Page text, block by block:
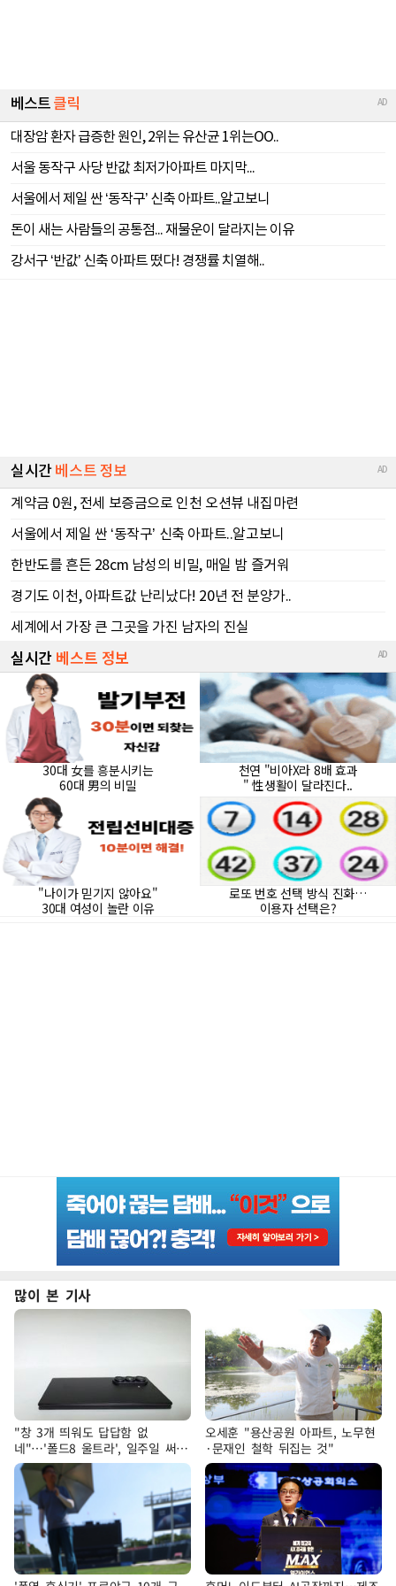
많이 본 기사
"창 3개 띄워도 답답함 없
네"…'폴드8 울트라', 일주일 써보
니
오세훈 "용산공원 아파트, 노무현
·문재인 철학 뒤집는 것"